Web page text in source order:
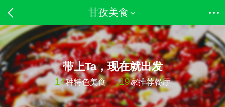
甘孜美食
带上Ta，现在就出发
14种特色美食 19家推荐餐厅